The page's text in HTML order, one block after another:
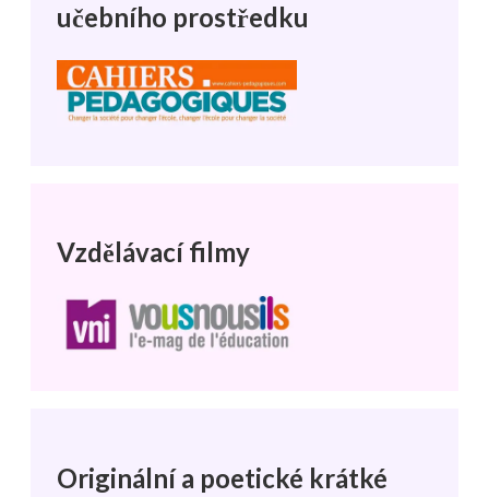
učebního prostředku
Vzdělávací filmy
Originální a poetické krátké